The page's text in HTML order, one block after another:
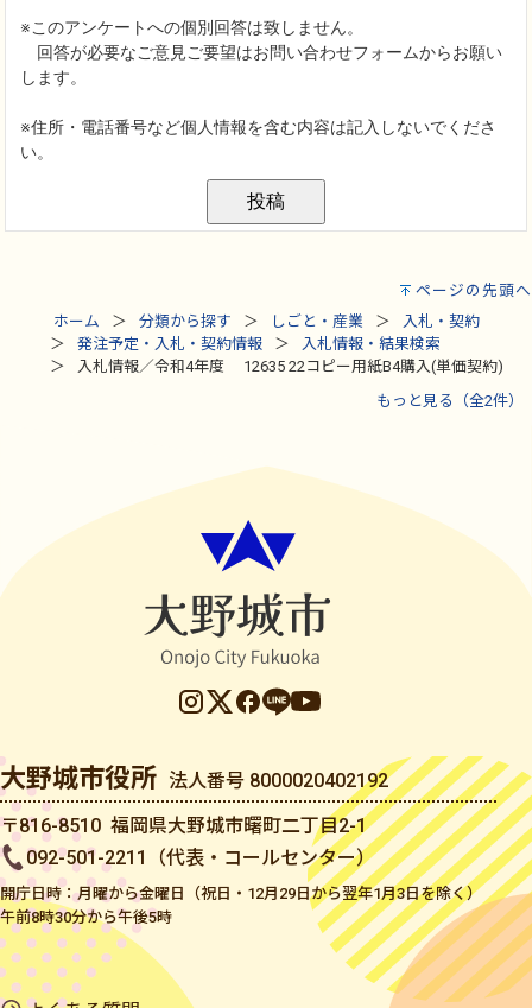
ページの先頭へ
ホーム
分類から探す しごと・産業
入札・契約
発注予定・入札・契約情報
入札情報・結果検索
入札情報／令和4年度 12635 22コピー用紙B4購入(単価契約)
もっと見る（全2件）
大野城市役所 法人番号 8000020402192
〒816-8510 福岡県大野城市曙町二丁目2-1
092-501-2211（代表・コールセンター）
開庁日時：月曜から金曜日（祝日・12月29日から翌年1月3日を除く）
午前8時30分から午後5時